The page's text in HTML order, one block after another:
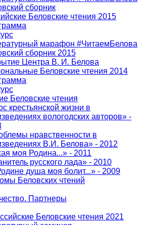
сборник
Беловские чтения 2015
марафон #ЧитаемБелова
сборник 2015
Центра В. И. Белова
Беловские чтения 2014
Беловские чтения
крестьянской жизни в
вологодских авторов» -
нравственности в
В.И. Белова» - 2012
моя Родина...» - 2011
русского лада» - 2010
душа моя болит...» - 2009
Беловских чтений
Партнеры
Беловские чтения 2021